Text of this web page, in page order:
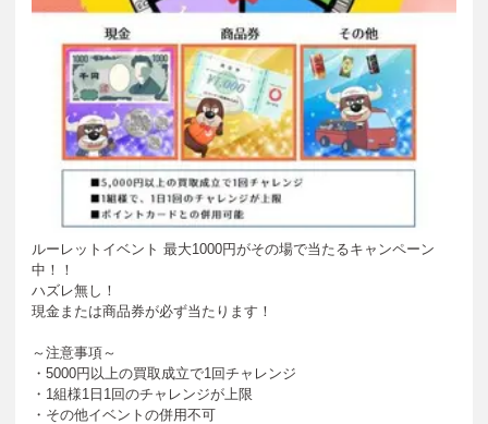
ルーレットイベント 最大1000円がその場で当たるキャンペーン
中！！
ハズレ無し！
現金または商品券が必ず当たります！
～注意事項～
・5000円以上の買取成立で1回チャレンジ
・1組様1日1回のチャレンジが上限
・その他イベントの併用不可